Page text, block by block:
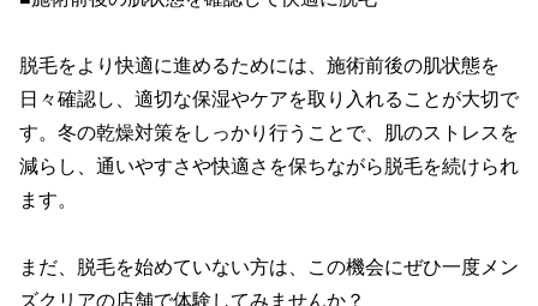
脱毛をより快適に進めるためには、施術前後の肌状態を
日々確認し、適切な保湿やケアを取り入れることが大切で
す。冬の乾燥対策をしっかり行うことで、肌のストレスを
減らし、通いやすさや快適さを保ちながら脱毛を続けられ
ます。
まだ、脱毛を始めていない方は、この機会にぜひ一度メン
ズクリアの店舗で体験してみませんか？